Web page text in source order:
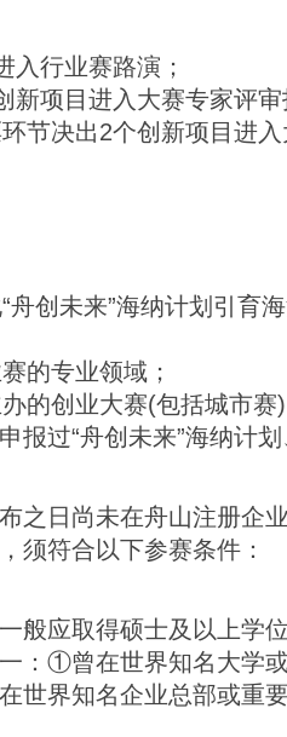
入行业赛路演；
新项目进入大赛专家评
节决出2个创新项目进
舟创未来”海纳计划引育
的专业领域；
的创业大赛(包括城市
报过“舟创未来”海纳计
之日尚未在舟山注册企
须符合以下参赛条件：
般应取得硕士及以上学
：①曾在世界知名大学
世界知名企业总部或重